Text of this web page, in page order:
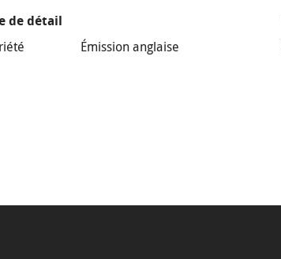
de détail
Émission anglaise